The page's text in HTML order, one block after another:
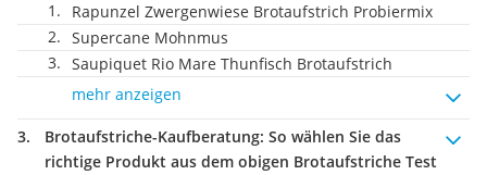
Rapunzel Zwergenwiese Brotaufstrich Probiermix
Supercane Mohnmus
Saupiquet Rio Mare Thunfisch Brotaufstrich
mehr anzeigen
Brotaufstriche-Kaufberatung: So wählen Sie das
richtige Produkt aus dem obigen Brotaufstriche Test